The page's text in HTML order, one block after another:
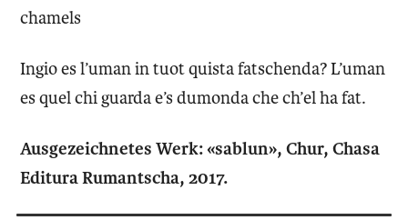
chamels
Ingio es l’uman in tuot quista fatschenda? L’uman
es quel chi guarda e’s dumonda che ch’el ha fat.
Ausgezeichnetes Werk: «sablun», Chur, Chasa
Editura Rumantscha, 2017.